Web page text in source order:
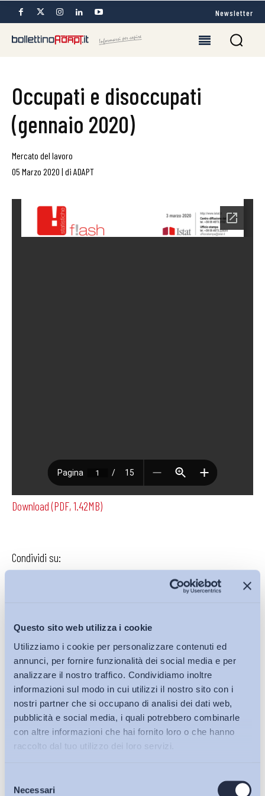
Questo sito web utilizza i cookie
Utilizziamo i cookie per personalizzare contenuti ed
annunci, per fornire funzionalità dei social media e per
analizzare il nostro traffico. Condividiamo inoltre
informazioni sul modo in cui utilizzi il nostro sito con i
nostri partner che si occupano di analisi dei dati web,
pubblicità e social media, i quali potrebbero combinarle
con altre informazioni che hai fornito loro o che hanno
raccolto dal tuo utilizzo dei loro servizi.
delNecessariBollettini ADAPT
Newsletter
Occupati e disoccupati
(gennaio 2020)
Mercato del lavoro
05 Marzo 2020 | di ADAPT
Download (PDF, 1.42MB)
Condividi su:
Iscriviti alla Newsletter